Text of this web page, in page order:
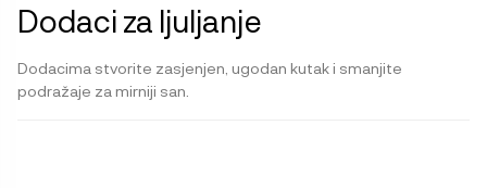
Dodaci za ljuljanje
Dodacima stvorite zasjenjen, ugodan kutak i smanjite
podražaje za mirniji san.